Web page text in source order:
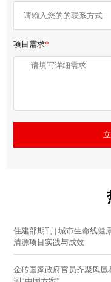
项目需求*
住建部期刊 | 城市生命线健
清源项目实践与成效
金砖国家政府官员齐聚凤